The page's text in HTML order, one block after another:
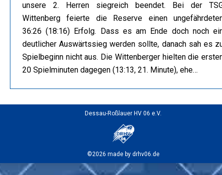
unsere 2. Herren siegreich beendet. Bei der
Wittenberg feierte die Reserve einen
36:26 (18:16) Erfolg. Dass es am Ende doch noch
deutlicher Auswärtssieg werden sollte, danach sah es
Spielbeginn nicht aus. Die Wittenberger hielten die
20 Spielminuten dagegen (13:13, 21. Minute), ehe…
Dessau-Roßlauer HV 06 e.V.
©2026 made by drhv06.de